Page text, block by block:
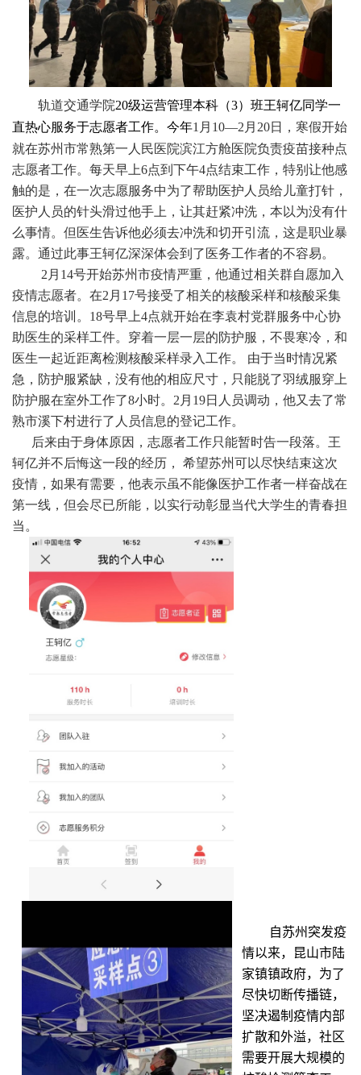
轨道交通学院20级运营管理本科（3）班王轲亿同学一
直热心服务于志愿者工作。今年1 月 10—2 月 20日，寒假开始
就在苏州市常熟第一人民医院滨江方舱医院负责疫苗接种点
志愿者工作。每天早上6点到下午4点结束工作，特别让他感
触的是，在一次志愿服务中为了帮助医护人员给儿童打针，
医护人员的针头滑过他手上，让其赶紧冲洗，本以为没有什
么事情。但医生告诉他必须去冲洗和切开引流，这是职业暴
露。通过此事王轲亿深深体会到了医务工作者的不容易。
2 月 14号开始苏州市疫情严重，他通过相关群自愿加入
疫情志愿者。在2 月 17号接受了相关的核酸采样和核酸采集
信息的培训。 18号早上4点就开始在李袁村党群服务中心协
助医生的采样工件。穿着一层一层的防护服，不畏寒冷，和
医生一起近距离检测核酸采样录入工作。 由于当时情况紧
急，防护服紧缺，没有他的相应尺寸，只能脱了羽绒服穿上
防护服在室外工作了8小时。 2 月 19日人员调动，他又去了常
熟市溪下村进行了人员信息的登记工作。
后来由于身体原因，志愿者工作只能暂时告一段落。王
轲亿并不后悔这一段的经历， 希望苏州可以尽快结束这次
疫情，如果有需要，他表示虽不能像医护工作者一样奋战在
第一线，但会尽已所能，以实行动彰显当代大学生的青春担
当。
自苏州突发疫
情以来，昆山市陆
家镇镇政府，为了
尽快切断传播链，
坚决遏制疫情内部
扩散和外溢， 社区
需要开展大规模的